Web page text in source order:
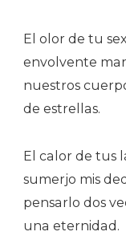
El olor de tu
envolvente
nuestros
de estrellas.
El calor de tus
sumerjo mis
pensarlo dos
una eternidad.